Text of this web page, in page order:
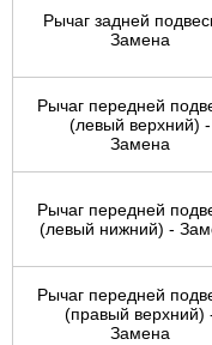
Рычаг задней
Замена
Рычаг передней
(левый верхний) -
Замена
Рычаг передней
(левый нижний) -
Рычаг передней
(правый верхний)
Замена